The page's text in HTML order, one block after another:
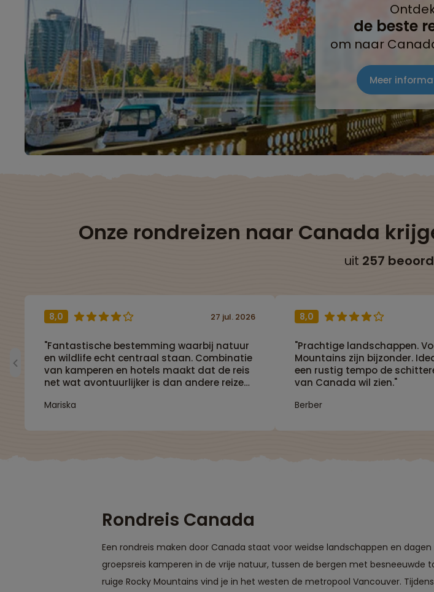
de beste
om naar
Meer
Onze rondreizen naar Canada
uit 257
8,0
"Fantastische bestemming waarbij natuur
en wildlife echt centraal staan. Combinatie
van kamperen en hotels maakt dat de reis
net wat avontuurlijker is dan andere reizen.
Mariska
27 jul. 2026 8,0
"Prachtige landschappen.
Mountains zijn bijzonder.
een rustig tempo de
van Canada wil zien."
Berber
Rondreis Canada
Een rondreis maken door Canada staat voor weidse landschappen en
groepsreis kamperen in de vrije natuur, tussen de bergen met besneeuwde
ruige Rocky Mountains vind je in het westen de metropool Vancouver.